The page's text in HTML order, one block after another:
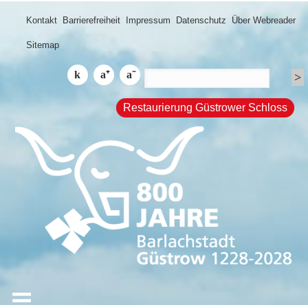
Kontakt Barrierefreiheit Impressum Datenschutz Über Webreader
Sitemap
Restaurierung Güstrower Schloss